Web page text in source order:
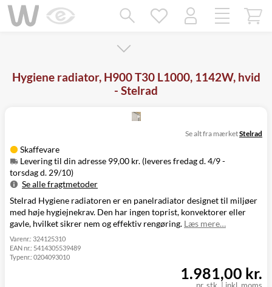
Hygiene radiator, H900 T30 L1000, 1142W, hvid
- Stelrad
Skaffevare
Levering til din adresse 99,00 kr. (leveres fredag d. 4/9 -
torsdag d. 29/10)
Se alle fragtmetoder
Metode
Pris
Leveres
Levering til
din adresse
99,00 kr.
Fredag d. 4/9 -
torsdag d. 29/10
Click&Collect
i Svenstrup
(9230)
Se alt fra mærketStelrad
Stelrad Hygiene radiatoren er en panelradiator designet til miljøer
med høje hygiejnekrav. Den har ingen toprist, konvektorer eller
gavle, hvilket sikrer nem og effektiv rengøring. Læs mere…
Varenr.: 324125310
EAN nr.: 5414305539489
Typenr.: 0204093010
1.981,00 kr.
Mangler chatten?
Ret samtykke!